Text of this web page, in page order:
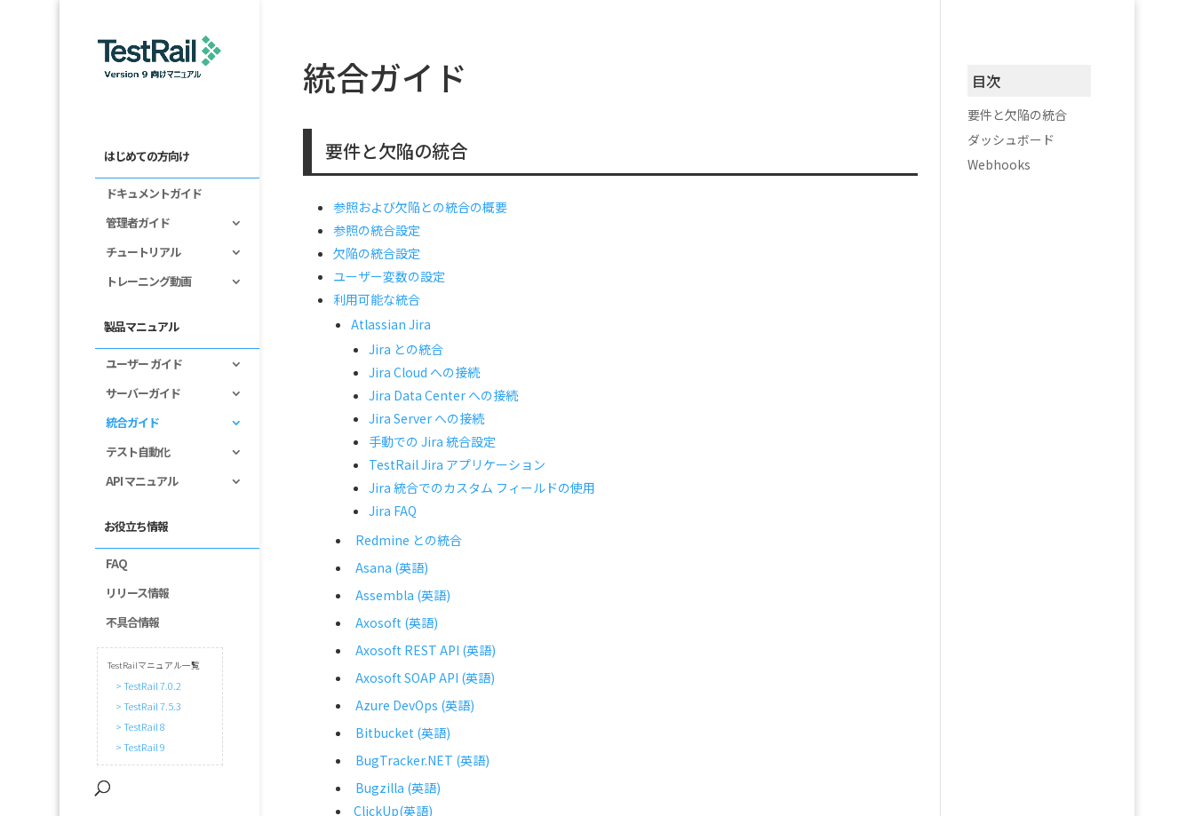
はじめての方向け
ドキュメントガイド
管理者ガイド
チュートリアル
トレーニング動画
製品マニュアル
ユーザー ガイド
サーバーガイド
統合ガイド
テスト自動化
API マニュアル
お役立ち情報
FAQ
リリース情報
不具合情報
TestRailマニュアル一覧
> TestRail 7.0.2
> TestRail 7.5.3
> TestRail 8
> TestRail 9
統合ガイド
要件と欠陥の統合
参照および欠陥との統合の概要
参照の統合設定
欠陥の統合設定
ユーザー変数の設定
利用可能な統合
Atlassian Jira
Jira との統合
Jira Cloud への接続
Jira Data Center への接続
Jira Server への接続
手動での Jira 統合設定
TestRail Jira アプリケーション
Jira 統合でのカスタム フィールドの使用
Jira FAQ
Redmine との統合
Asana (英語)
Assembla (英語)
Axosoft (英語)
Axosoft REST API (英語)
Axosoft SOAP API (英語)
Azure DevOps (英語)
Bitbucket (英語)
BugTracker.NET (英語)
Bugzilla (英語)
ClickUp(英語)
目次
要件と欠陥の統合
ダッシュボード
Webhooks